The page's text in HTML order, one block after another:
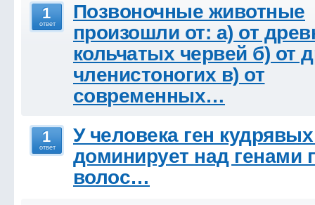
1
ответ
Позвоночные животные
произошли от: а) от
кольчатых червей б) от
членистоногих в) от
современных…
1
ответ
У человека ген
доминирует над генами
волос…